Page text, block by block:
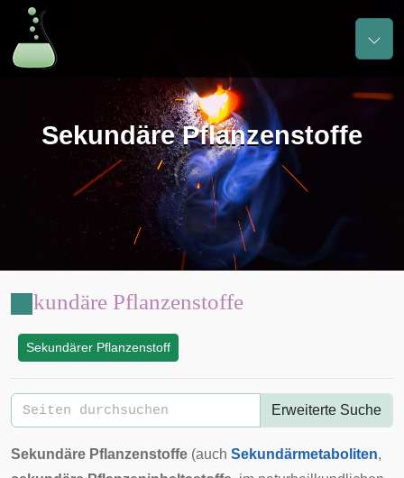
Sekundäre Pflanzenstoffe
Sekundäre Pflanzenstoffe
Sekundärer Pflanzenstoff
Erweiterte Suche
Sekundäre Pflanzenstoffe (auch Sekundärmetaboliten,